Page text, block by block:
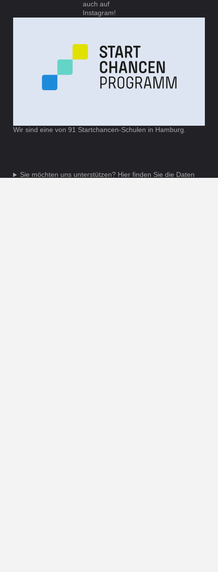
auch auf
Instagram!
Wir sind eine von 91 Startchancen-Schulen in Hamburg.
Sie möchten uns unterstützen? Hier finden Sie die Daten